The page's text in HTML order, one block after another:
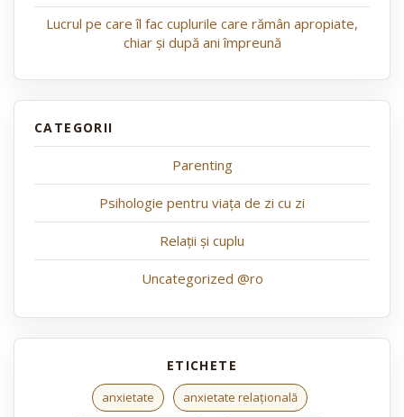
Lucrul pe care îl fac cuplurile care rămân apropiate,
chiar și după ani împreună
Parenting
Psihologie pentru viața de zi cu zi
Relații și cuplu
Uncategorized @ro
anxietate anxietate relațională